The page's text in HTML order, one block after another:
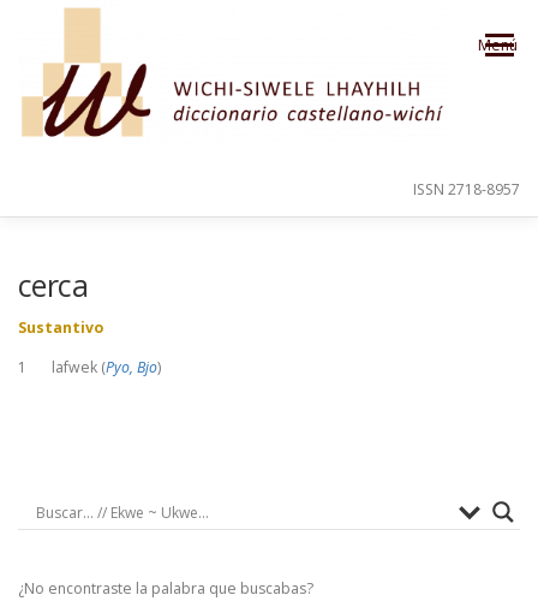
Saltar al contenido
Menú
ISSN 2718-8957
cerca
Sustantivo
1 lafwek (Pyo, Bjo)
¿No encontraste la palabra que buscabas?